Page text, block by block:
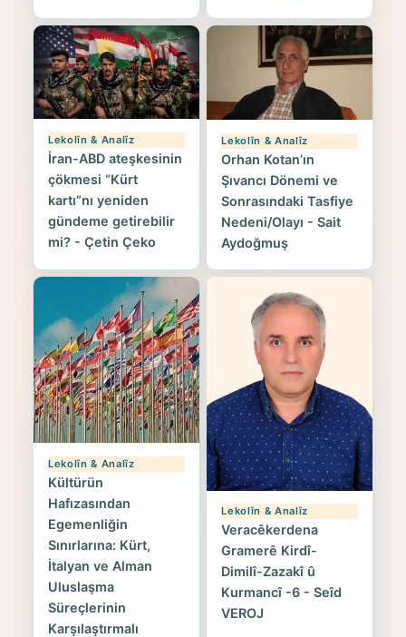
Lekolîn & Analîz
İran-ABD ateşkesinin
çökmesi “Kürt
kartı”nı yeniden
gündeme getirebilir
mi? - Çetin Çeko
Lekolîn & Analîz
Orhan Kotan’ın
Şıvancı Dönemi ve
Sonrasındaki Tasfiye
Nedeni/Olayı - Sait
Aydoğmuş
Lekolîn & Analîz
Kültürün
Hafızasından
Egemenliğin
Sınırlarına: Kürt,
İtalyan ve Alman
Uluslaşma
Süreçlerinin
Karşılaştırmalı
Lekolîn & Analîz
Veracêkerdena
Gramerê Kirdî-
Dimilî-Zazakî û
Kurmancî -6 - Seîd
VEROJ